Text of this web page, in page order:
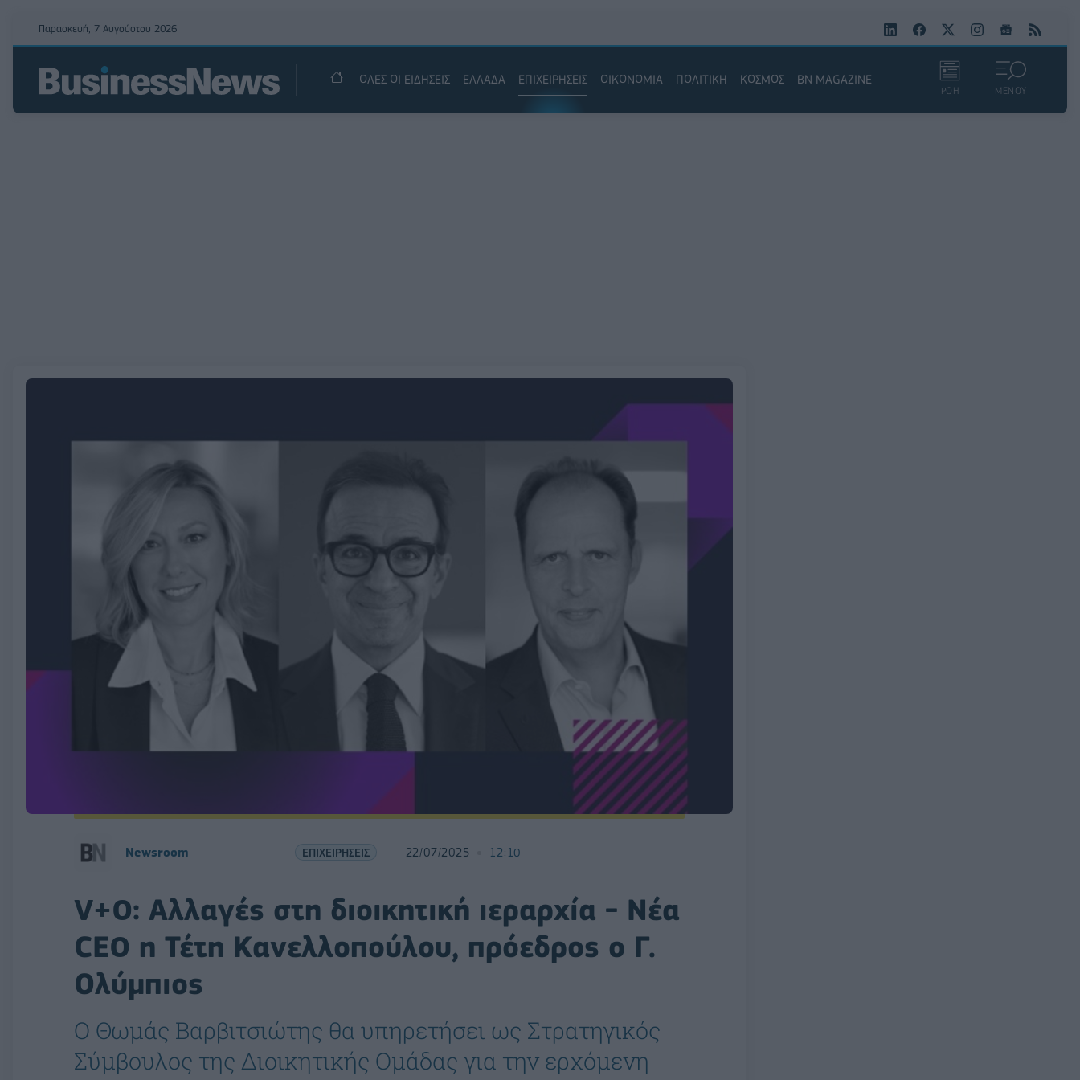
Παρασκευή, 7 Αυγούστου 2026
ΟΛΕΣ ΟΙ ΕΙΔΗΣΕΙΣ ΕΛΛΑΔΑ ΕΠΙΧΕΙΡΗΣΕΙΣ ΟΙΚΟΝΟΜΙΑ ΠΟΛΙΤΙΚΗ ΚΟΣΜΟΣ BN MAGAZINE
ΡΟΗ ΜΕΝΟΥ
Newsroom ΕΠΙΧΕΙΡΗΣΕΙΣ 22/07/2025 12:10
V+O: Αλλαγές στη διοικητική ιεραρχία - Νέα
CEO η Τέτη Κανελλοπούλου, πρόεδρος ο Γ.
Ολύμπιος
Ο Θωμάς Βαρβιτσιώτης θα υπηρετήσει ως Στρατηγικός
Σύμβουλος της Διοικητικής Ομάδας για την ερχόμενη